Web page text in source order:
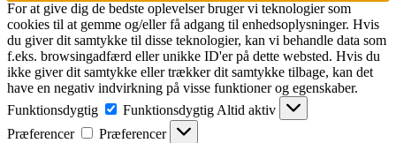
For at give dig de bedste oplevelser bruger vi teknologier som
cookies til at gemme og/eller få adgang til enhedsoplysninger. Hvis
du giver dit samtykke til disse teknologier, kan vi behandle data som
f.eks. browsingadfærd eller unikke ID'er på dette websted. Hvis du
ikke giver dit samtykke eller trækker dit samtykke tilbage, kan det
have en negativ indvirkning på visse funktioner og egenskaber.
Funktionsdygtig
Funktionsdygtig Altid aktiv
Præferencer
Præferencer